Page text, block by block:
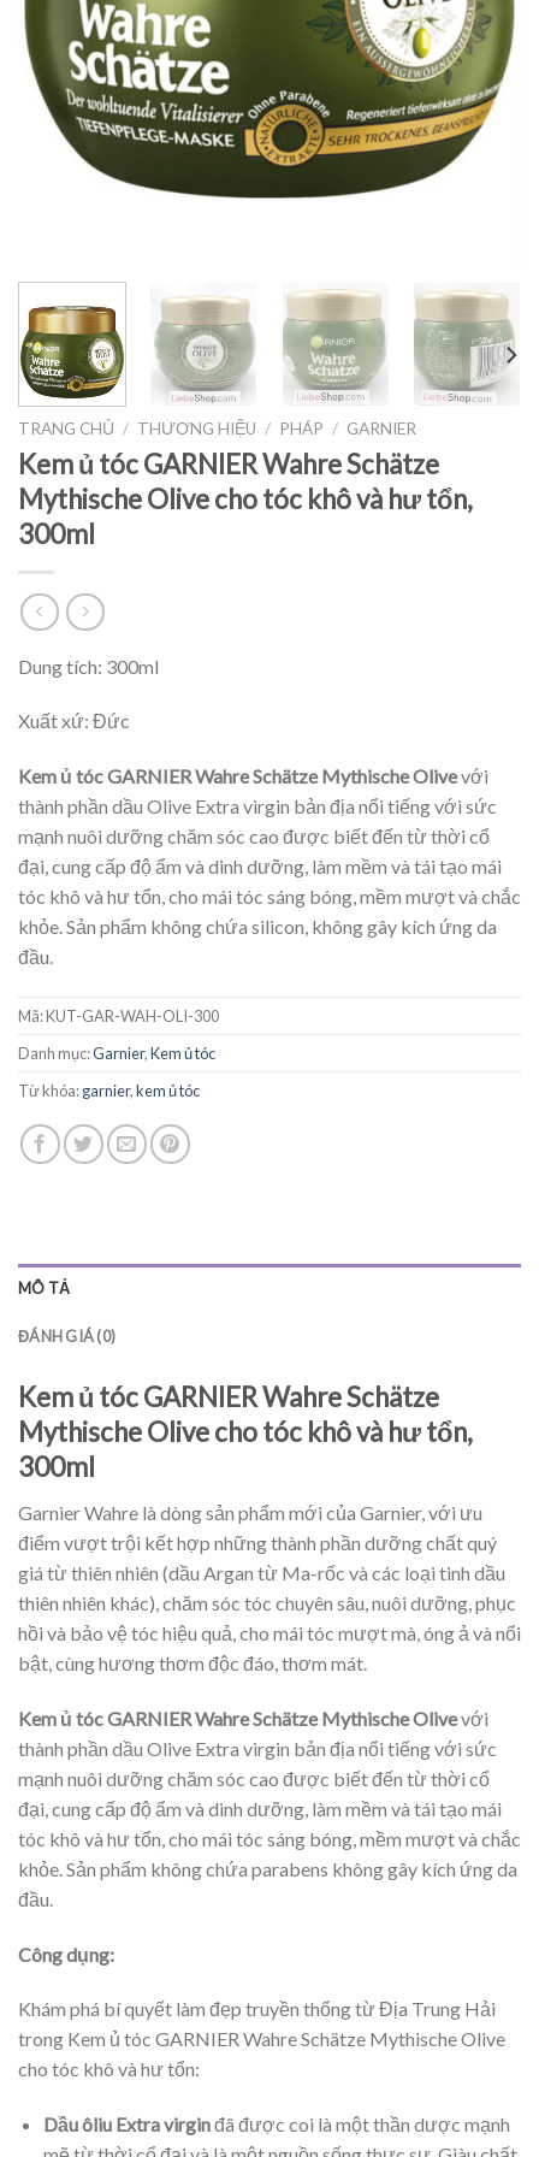
TRANG CHỦ / THƯƠNG HIỆU / PHÁP / GARNIER
Kem ủ tóc GARNIER Wahre Schätze
Mythische Olive cho tóc khô và hư tổn,
300ml
Dung tích: 300ml
Xuất xứ: Đức
Kem ủ tóc GARNIER Wahre Schätze Mythische Olivevới
thành phần dầu Olive Extra virgin bản địa nổi tiếng với sức
mạnh nuôi dưỡng chăm sóc cao được biết đến từ thời cổ
đại, cung cấp độ ẩm và dinh dưỡng, làm mềm và tái tạo mái
tóc khô và hư tổn, cho mái tóc sáng bóng, mềm mượt và chắc
khỏe. Sản phẩm không chứa silicon, không gây kích ứng da
đầu.
Mã:KUT-GAR-WAH-OLI-300
Danh mục:Garnier,Kem ủ tóc
Từ khóa:garnier,kem ủ tóc
MÔ TẢ
ĐÁNH GIÁ (0)
Kem ủ tóc GARNIER Wahre Schätze
Mythische Olive cho tóc khô và hư tổn,
300ml
Garnier Wahre là dòng sản phẩm mới của Garnier, với ưu
điểm vượt trội kết hợp những thành phần dưỡng chất quý
giá từ thiên nhiên (dầu Argan từ Ma-rốc và các loại tinh dầu
thiên nhiên khác), chăm sóc tóc chuyên sâu, nuôi dưỡng, phục
hồi và bảo vệ tóc hiệu quả, cho mái tóc mượt mà, óng ả và nổi
bật, cùng hương thơm độc đáo, thơm mát.
Kem ủ tóc GARNIER Wahre Schätze Mythische Olivevới
thành phần dầu Olive Extra virgin bản địa nổi tiếng với sức
mạnh nuôi dưỡng chăm sóc cao được biết đến từ thời cổ
đại, cung cấp độ ẩm và dinh dưỡng, làm mềm và tái tạo mái
tóc khô và hư tổn, cho mái tóc sáng bóng, mềm mượt và chắc
khỏe. Sản phẩm không chứa parabens không gây kích ứng da
đầu.
Công dụng:
Khám phá bí quyết làm đẹp truyền thống từ Địa Trung Hải
trong Kem ủ tóc GARNIER Wahre Schätze Mythische Olive
cho tóc khô và hư tổn:
Dầu ôliu Extra virginđã được coi là một thần dược mạnh